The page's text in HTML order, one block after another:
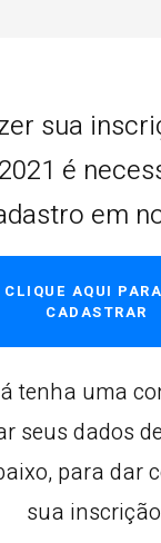
sua
é
em
CLIQUE AQUI
CADASTRAR
tenha uma
seus dados
para dar
sua